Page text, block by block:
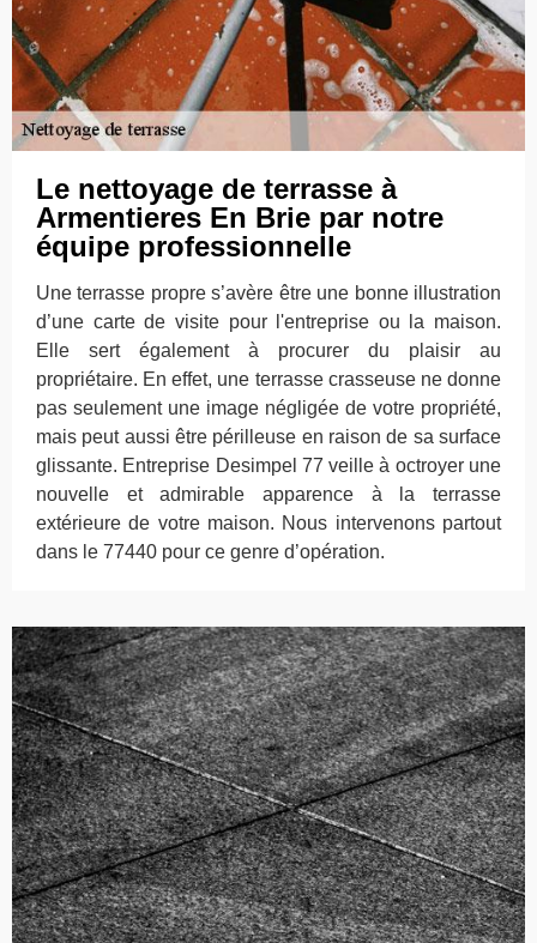
Le nettoyage de terrasse à
Armentieres En Brie par notre
équipe professionnelle
Une terrasse propre s’avère être une bonne illustration
d’une carte de visite pour l'entreprise ou la maison.
Elle sert également à procurer du plaisir au
propriétaire. En effet, une terrasse crasseuse ne donne
pas seulement une image négligée de votre propriété,
mais peut aussi être périlleuse en raison de sa surface
glissante. Entreprise Desimpel 77 veille à octroyer une
nouvelle et admirable apparence à la terrasse
extérieure de votre maison. Nous intervenons partout
dans le 77440 pour ce genre d’opération.